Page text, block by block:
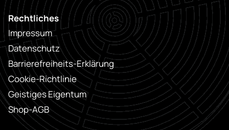
Rechtliches
Impressum
Datenschutz
Barrierefreiheits-Erklärung
Cookie-Richtlinie
Geistiges Eigentum
Shop-AGB